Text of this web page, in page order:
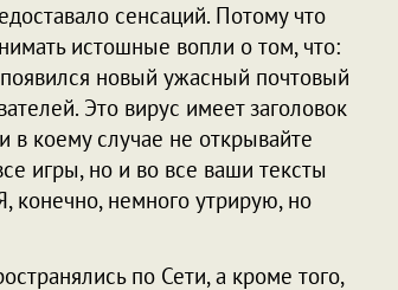
сенсаций. Потому что
истошные вопли о том, что:
новый ужасный почтовый
Это вирус имеет заголовок
в коему случае не открывайте
игры, но и во все ваши тексты
конечно, немного утрирую, но
по Сети, а кроме того,